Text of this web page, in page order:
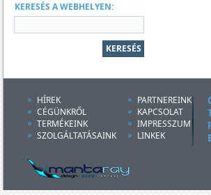
KERESÉS A WEBHELYEN:
HÍREK
CÉGÜNKRŐL
TERMÉKEINK
SZOLGÁLTATÁSAINK
PARTNEREINK
KAPCSOLAT
IMPRESSZUM
LINKEK